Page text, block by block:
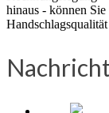
hinaus - können
Handschlagsqualität